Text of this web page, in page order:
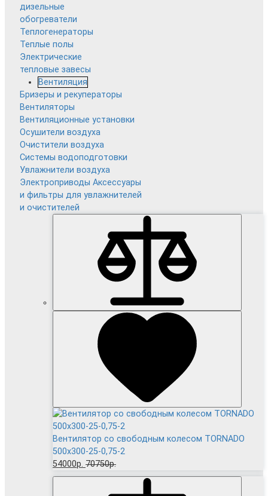
дизельные
обогреватели
Теплогенераторы
Теплые полы
Электрические
тепловые завесы
Вентиляция
Бризеры и рекуператоры
Вентиляторы
Вентиляционные установки
Осушители воздуха
Очистители воздуха
Системы водоподготовки
Увлажнители воздуха
Электроприводы Аксессуары
и фильтры для увлажнителей
и очистителей
Вентилятор cо свободным колесом TORNADO
500x300-25-0,75-2
54000р. 70750р.